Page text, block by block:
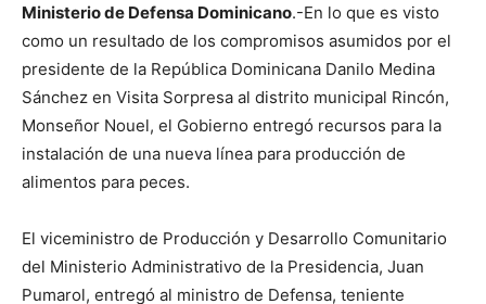
Ministerio de Defensa Dominicano.-En lo que es visto
como un resultado de los compromisos asumidos por el
presidente de la República Dominicana Danilo Medina
Sánchez en Visita Sorpresa al distrito municipal Rincón,
Monseñor Nouel, el Gobierno entregó recursos para la
instalación de una nueva línea para producción de
alimentos para peces.
El viceministro de Producción y Desarrollo Comunitario
del Ministerio Administrativo de la Presidencia, Juan
Pumarol, entregó al ministro de Defensa, teniente